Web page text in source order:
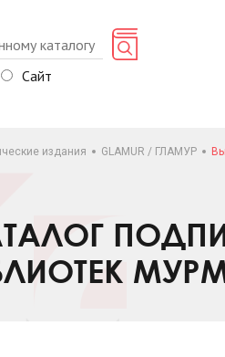
Сайт
издания GLAMUR / ГЛАМУР